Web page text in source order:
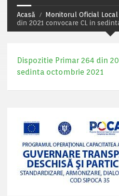
Acasă Monitorul Oficial Local
din 2021 convocare CL in
Dispozitie Primar 264 din
sedinta octombrie 2021